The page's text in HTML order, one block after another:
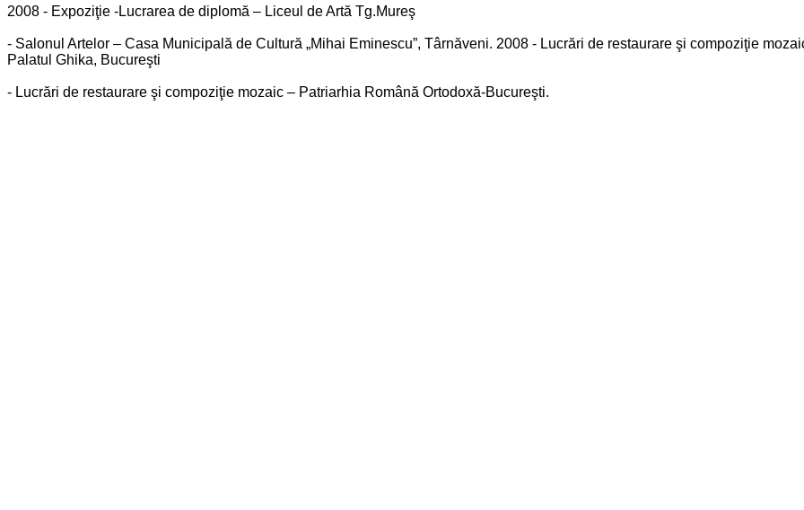
2008 - Expoziţie -Lucrarea de diplomă – Liceul de Artă Tg.Mureş
- Salonul Artelor – Casa Municipală de Cultură „Mihai Eminescu”, Târnăveni. 2008 - Lucrări de restaurare şi compoziţie
Palatul Ghika, Bucureşti
- Lucrări de restaurare şi compoziţie mozaic – Patriarhia Română Ortodoxă-Bucureşti.